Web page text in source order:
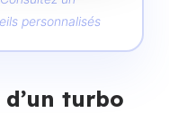
personnalisés
turbo